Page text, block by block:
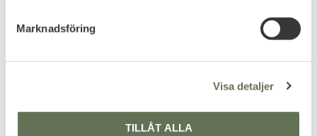
Marknadsföring
Visa detaljer
TILLÅT ALLA
en